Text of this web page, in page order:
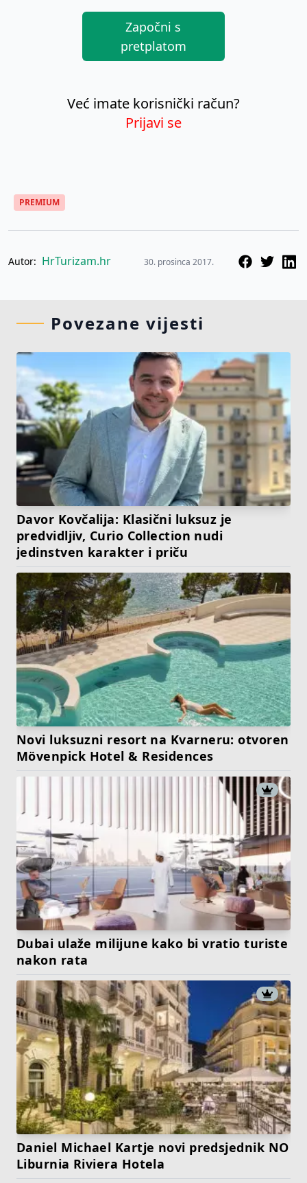
Započni s
pretplatom
Već imate korisnički račun?
Prijavi se
PREMIUM
Autor: HrTurizam.hr 30. prosinca 2017.
Povezane vijesti
Davor Kovčalija: Klasični luksuz je
predvidljiv, Curio Collection nudi
jedinstven karakter i priču
Novi luksuzni resort na Kvarneru: otvoren
Mövenpick Hotel & Residences
Dubai ulaže milijune kako bi vratio turiste
nakon rata
Daniel Michael Kartje novi predsjednik NO
Liburnia Riviera Hotela